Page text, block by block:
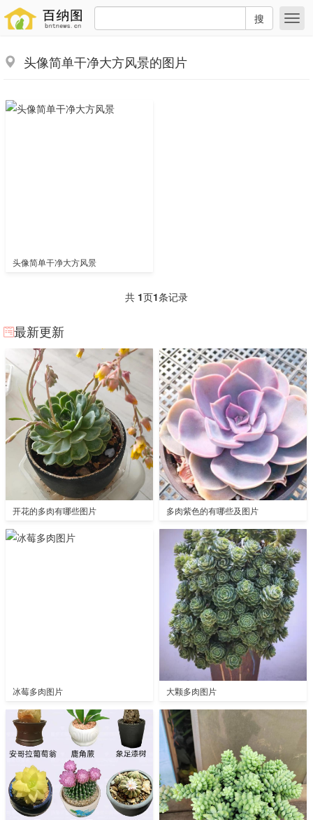
搜
头像简单干净大方风景的图片
头像简单干净大方风景
共 1页1条记录
最新更新
开花的多肉有哪些图片 多肉紫色的有哪些及图片
冰莓多肉图片 大颗多肉图片